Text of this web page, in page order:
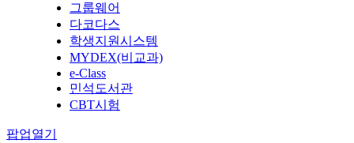
그룹웨어
다코다스
학생지원시스템
MYDEX(비교과)
e-Class
민석도서관
CBT시험
팝업열기